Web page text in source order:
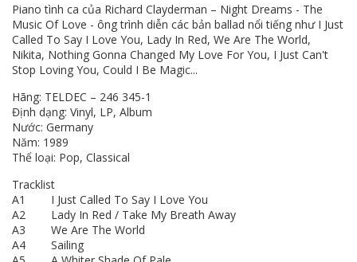
Piano tình ca của Richard Clayderman – Night Dreams - The
Music Of Love - ông trình diễn các bản ballad nổi tiếng như I Just
Called To Say I Love You, Lady In Red, We Are The World,
Nikita, Nothing Gonna Changed My Love For You, I Just Can't
Stop Loving You, Could I Be Magic...
Hãng: TELDEC – 246 345-1
Định dạng: Vinyl, LP, Album
Nước: Germany
Năm: 1989
Thể loại: Pop, Classical
Tracklist
A1 I Just Called To Say I Love You
A2 Lady In Red / Take My Breath Away
A3 We Are The World
A4 Sailing